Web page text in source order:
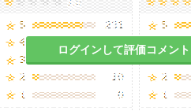
ログインして評価コメン